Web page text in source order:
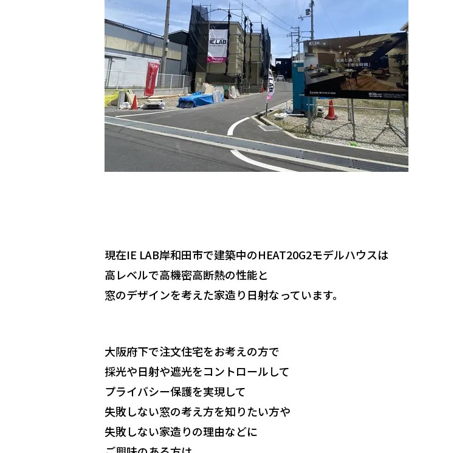
現在IE LAB岸和田市で建築中のHEAT20G2モデルハウスは
高レベルで高機密高断熱の性能と
窓のデザインを考えた家造り日射なっています。
大阪府下で注文住宅をお考えの方で
採光や日射や遮光をコントロールして
プライバシー保護を実現して
失敗しない窓の考え方を知りたい方や
失敗しない家造りの理由などに